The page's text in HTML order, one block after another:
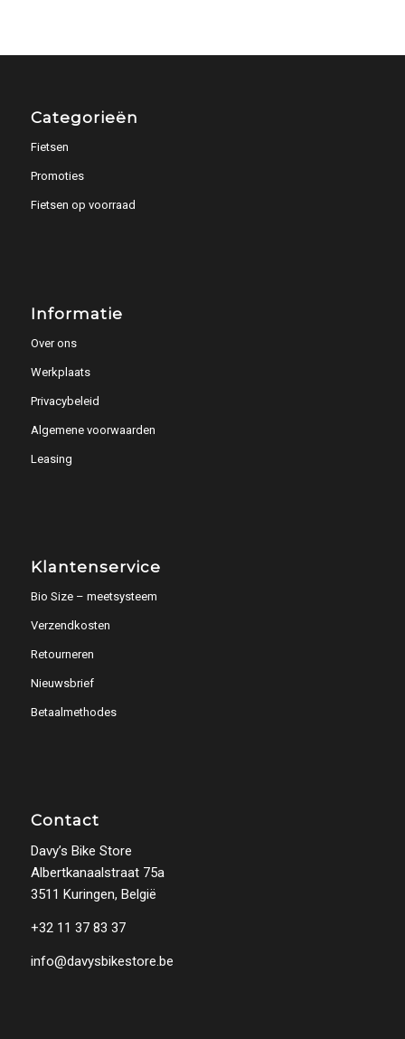
Categorieën
Fietsen
Promoties
Fietsen op voorraad
Informatie
Over ons
Werkplaats
Privacybeleid
Algemene voorwaarden
Leasing
Klantenservice
Bio Size – meetsysteem
Verzendkosten
Retourneren
Nieuwsbrief
Betaalmethodes
Contact
Davy’s Bike Store
Albertkanaalstraat 75a
3511 Kuringen, België
+32 11 37 83 37
info@davysbikestore.be